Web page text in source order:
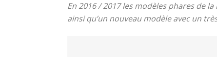
En 2016 / 2017 les modèles phares de
ainsi qu’un nouveau modèle avec un